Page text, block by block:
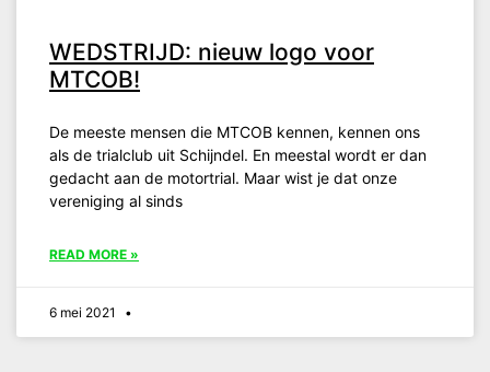
WEDSTRIJD: nieuw logo voor
MTCOB!
De meeste mensen die MTCOB kennen, kennen ons
als de trialclub uit Schijndel. En meestal wordt er dan
gedacht aan de motortrial. Maar wist je dat onze
vereniging al sinds
READ MORE »
6 mei 2021